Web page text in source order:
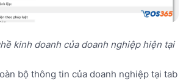
kinh doanh của doanh nghiệp hiện tại
bộ thông tin của doanh nghiệp tại tab